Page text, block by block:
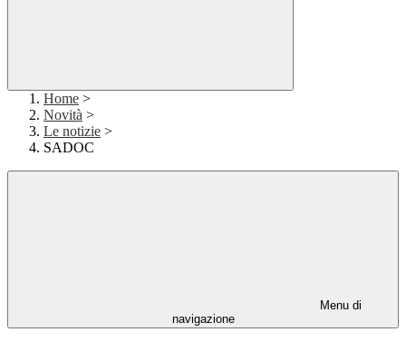
Home >
Novità >
Le notizie >
SADOC
Menu di
navigazione